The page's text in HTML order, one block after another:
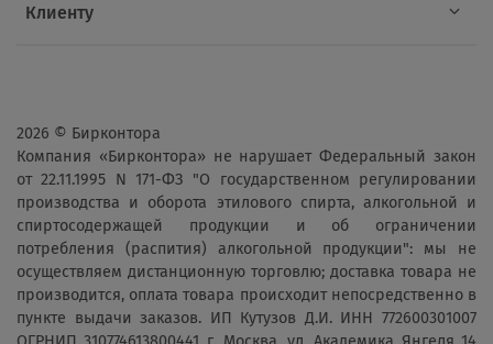
Клиенту
2026 © Бирконтора
Компания «Бирконтора» не нарушает Федеральный закон
от 22.11.1995 N 171-ФЗ "О государственном регулировании
производства и оборота этилового спирта, алкогольной и
спиртосодержащей продукции и об ограничении
потребления (распития) алкогольной продукции": мы не
осуществляем дистанционную торговлю; доставка товара не
производится, оплата товара происходит непосредственно в
пункте выдачи заказов. ИП Кутузов Д.И. ИНН 772600301007